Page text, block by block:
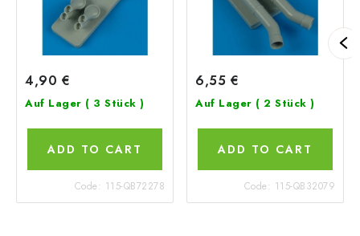
4,90 €
Auf Lager ( 3 Stück )
ADD TO CART
Code: 115-QB72278
6,55 €
Auf Lager ( 2 Stück )
ADD TO CART
Code: 115-QB32079